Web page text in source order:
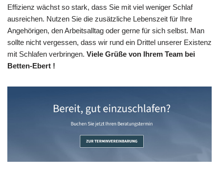
Effizienz wächst so stark, dass Sie mit viel weniger Schlaf
ausreichen. Nutzen Sie die zusätzliche Lebenszeit für Ihre
Angehörigen, den Arbeitsalltag oder gerne für sich selbst. Man
sollte nicht vergessen, dass wir rund ein Drittel unserer Existenz
mit Schlafen verbringen. Viele Grüße von Ihrem Team bei
Betten-Ebert !